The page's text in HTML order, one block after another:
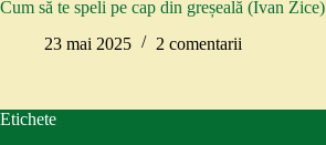
Cum să te speli pe cap din greșeală (Ivan Zice)
23 mai 2025
2 comentarii
Etichete